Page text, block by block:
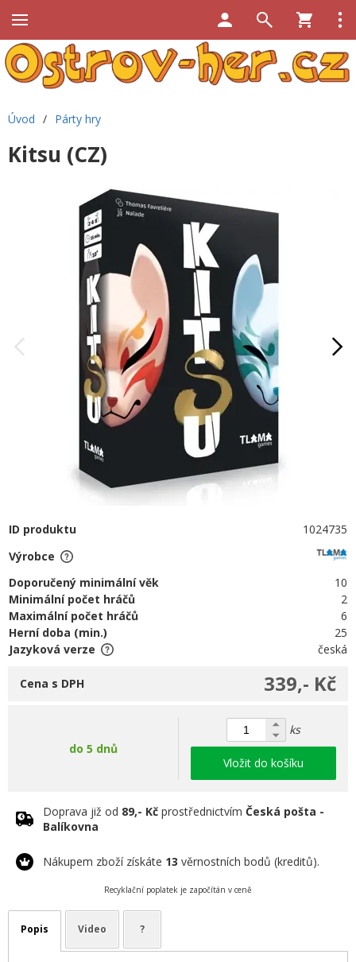
Úvod / Párty hry
Kitsu (CZ)
ID produktu
1024735
Výrobce
Doporučený minimální věk
10
Minimální počet hráčů
2
Maximální počet hráčů
6
Herní doba (min.)
25
Jazyková verze
česká
339,- Kč
Cena s DPH
do 5 dnů
ks
Vložit do košíku
Doprava již od 89,- Kč prostřednictvím Česká pošta -
Balíkovna
Nákupem zboží získáte 13 věrnostních bodů (kreditů).
Recyklační poplatek je započítán v ceně
Popis Video ?